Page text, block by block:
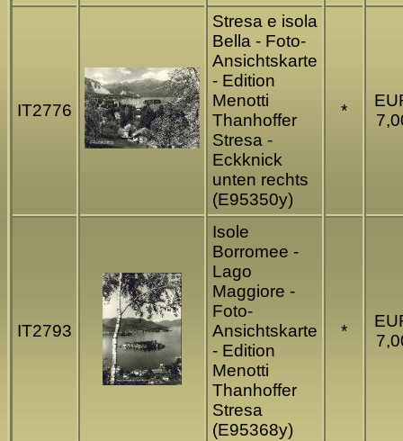
IT2776
Stresa e isola
Bella - Foto-
Ansichtskarte
- Edition
Menotti
Thanhoffer
Stresa -
Eckknick
unten rechts
(E95350y)
*
IT2793
Isole
Borromee -
Lago
Maggiore -
Foto-
Ansichtskarte
- Edition
Menotti
Thanhoffer
Stresa
(E95368y)
*